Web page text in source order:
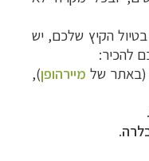
הקיץ שלכם, יש
להכיר:
(באתר של מיירהופן),
.
.